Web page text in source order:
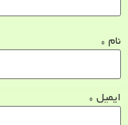
نام *
ایمیل *